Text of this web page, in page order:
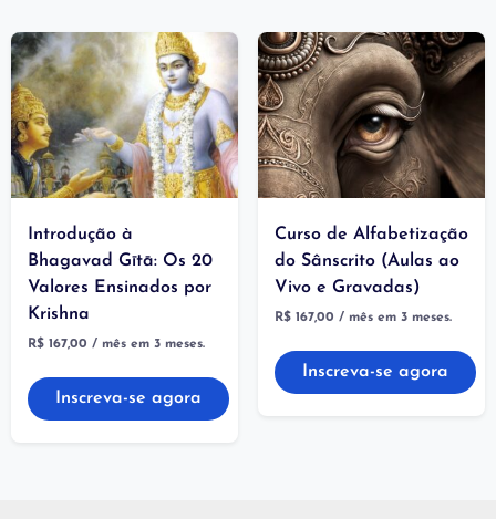
Introdução à
Bhagavad Gītā: Os 20
Valores Ensinados por
Krishna
R$ 167,00 / mês em 3 meses.
Inscreva-se agora
Curso de Alfabetização
do Sânscrito (Aulas ao
Vivo e Gravadas)
R$167,00 / mês em 3 meses.
Inscreva-se agora